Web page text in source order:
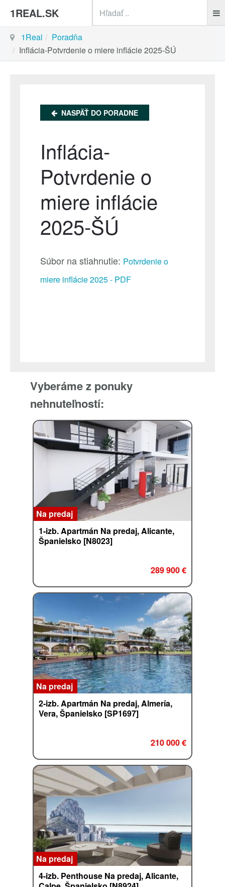
1REAL.SK
1Real
Poradňa
Inflácia-Potvrdenie o miere inflácie 2025-ŠÚ
NASPÄŤ DO PORADNE
Inflácia-
Potvrdenie o
miere inflácie
2025-ŠÚ
Súbor na stiahnutie: Potvrdenie o
miere inflácie 2025 - PDF
Vyberáme z ponuky
nehnuteľností:
Na predaj
1-izb. Apartmán Na predaj, Alicante,
Španielsko [N8023]
289 900 €
Na predaj
2-izb. Apartmán Na predaj, Almería,
Vera, Španielsko [SP1697]
210 000 €
Na predaj
4-izb. Penthouse Na predaj, Alicante,